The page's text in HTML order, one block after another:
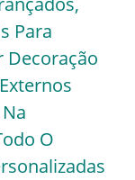
Para
Decoração
O